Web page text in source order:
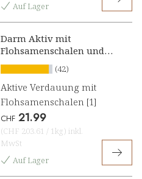
Auf Lager
Darm Aktiv mit
Flohsamenschalen und
Calcium Presslinge
(42)
Aktive Verdauung mit
Flohsamenschalen [1]
CHF 21.99
(CHF 203.61 / 1kg) inkl.
MwSt
Auf Lager